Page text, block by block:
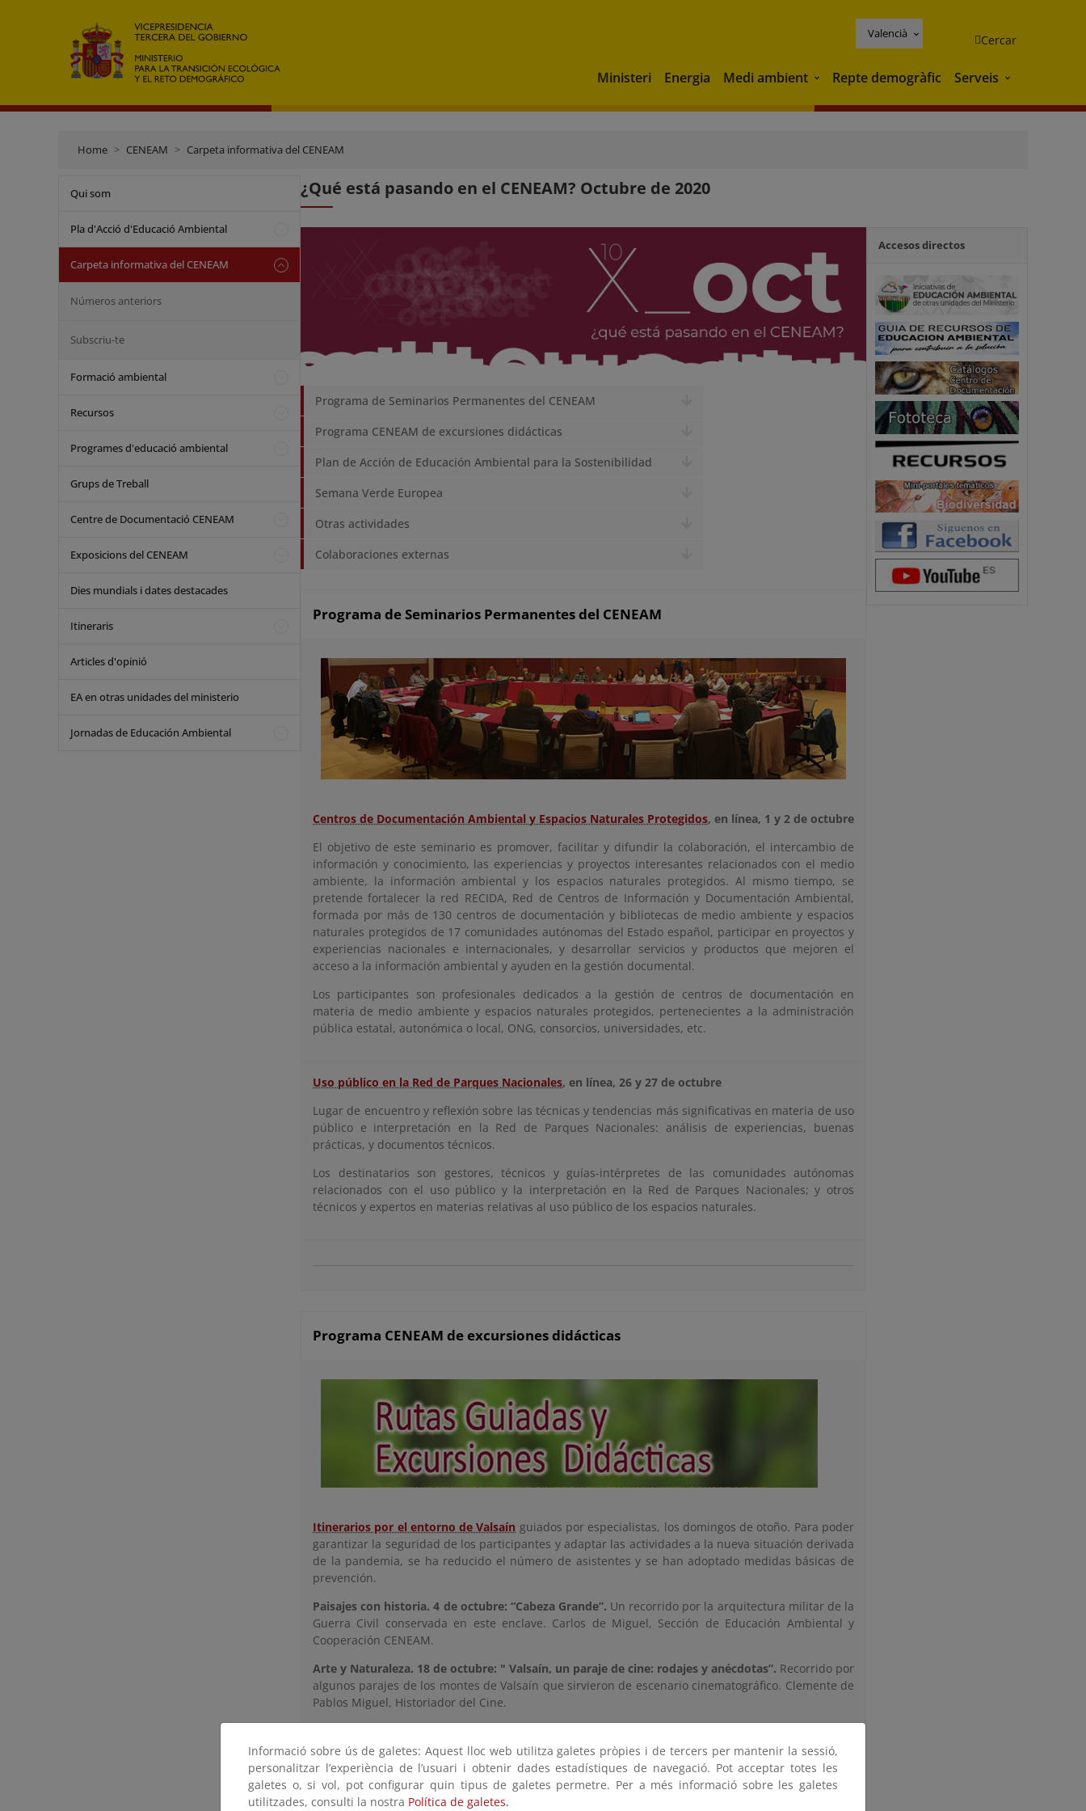
Valencià Cercar
Ministeri Energia Medi ambient Medi ambient
Repte demogràfic Serveis Serveis
Home CENEAM Carpeta informativa del CENEAM
Qui som
Pla d'Acció d'Educació Ambiental
Carpeta informativa del CENEAM
Números anteriors
Subscriu-te
Formació ambiental
Recursos
Programes d'educació ambiental
Grups de Treball
Centre de Documentació CENEAM
Exposicions del CENEAM
Dies mundials i dates destacades
Itineraris
Articles d'opinió
EA en otras unidades del ministerio
Jornadas de Educación Ambiental
¿Qué está pasando en el CENEAM? Octubre de 2020
Programa de Seminarios Permanentes del CENEAM
Programa CENEAM de excursiones didácticas
Plan de Acción de Educación Ambiental para la Sostenibilidad
Semana Verde Europea
Otras actividades
Colaboraciones externas
Programa de Seminarios Permanentes del CENEAM
Centros de Documentación Ambiental y Espacios Naturales Protegidos, en línea, 1 y 2 de octubre
El objetivo de este seminario es promover, facilitar y difundir la colaboración, el intercambio de
información y conocimiento, las experiencias y proyectos interesantes relacionados con el medio
ambiente, la información ambiental y los espacios naturales protegidos. Al mismo tiempo, se
pretende fortalecer la red RECIDA, Red de Centros de Información y Documentación Ambiental,
formada por más de 130 centros de documentación y bibliotecas de medio ambiente y espacios
naturales protegidos de 17 comunidades autónomas del Estado español, participar en proyectos y
experiencias nacionales e internacionales, y desarrollar servicios y productos que mejoren el
acceso a la información ambiental y ayuden en la gestión documental.
Los participantes son profesionales dedicados a la gestión de centros de documentación en
materia de medio ambiente y espacios naturales protegidos, pertenecientes a la administración
pública estatal, autonómica o local, ONG, consorcios, universidades, etc.
Uso público en la Red de Parques Nacionales, en línea, 26 y 27 de octubre
Lugar de encuentro y reflexión sobre las técnicas y tendencias más significativas en materia de uso
público e interpretación en la Red de Parques Nacionales: análisis de experiencias, buenas
prácticas, y documentos técnicos.
Los destinatarios son gestores, técnicos y guías-intérpretes de las comunidades autónomas
relacionados con el uso público y la interpretación en la Red de Parques Nacionales; y otros
técnicos y expertos en materias relativas al uso público de los espacios naturales.
Programa CENEAM de excursiones didácticas
Itinerarios por el entorno de Valsaín guiados por especialistas, los domingos de otoño. Para poder
garantizar la seguridad de los participantes y adaptar las actividades a la nueva situación derivada
de la pandemia, se ha reducido el número de asistentes y se han adoptado medidas básicas de
prevención.
Paisajes con historia. 4 de octubre: “Cabeza Grande”. Un recorrido por la arquitectura militar de la
Guerra Civil conservada en este enclave. Carlos de Miguel, Sección de Educación Ambiental y
Cooperación CENEAM.
Arte y Naturaleza. 18 de octubre: " Valsaín, un paraje de cine: rodajes y anécdotas”. Recorrido por
algunos parajes de los montes de Valsaín que sirvieron de escenario cinematográfico. Clemente de
Pablos Miguel, Historiador del Cine.
para conocer los ecosistemas más característicos de la zona. Felipe Castilla, botánico.
Accesos directos
Informació sobre ús de galetes: Aquest lloc web utilitza galetes pròpies i de tercers per mantenir la sessió,
personalitzar l’experiència de l’usuari i obtenir dades estadístiques de navegació. Pot acceptar totes les
galetes o, si vol, pot configurar quin tipus de galetes permetre. Per a més informació sobre les galetes
utilitzades, consulti la nostra Política de galetes.